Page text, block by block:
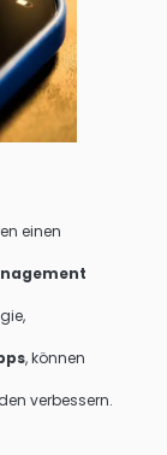
einen
, können
verbessern.